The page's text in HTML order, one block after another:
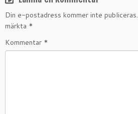
Din e-postadress kommer inte publiceras.
märkta *
Kommentar *